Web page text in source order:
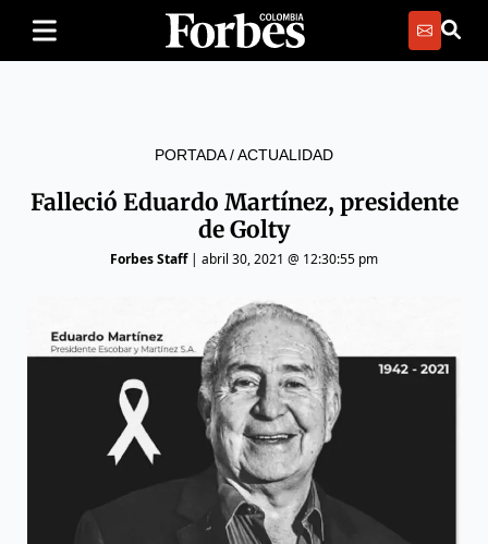
PORTADA/ACTUALIDAD
Falleció Eduardo Martínez, presidente
de Golty
Forbes Staff| abril 30, 2021 @ 12:30:55 pm